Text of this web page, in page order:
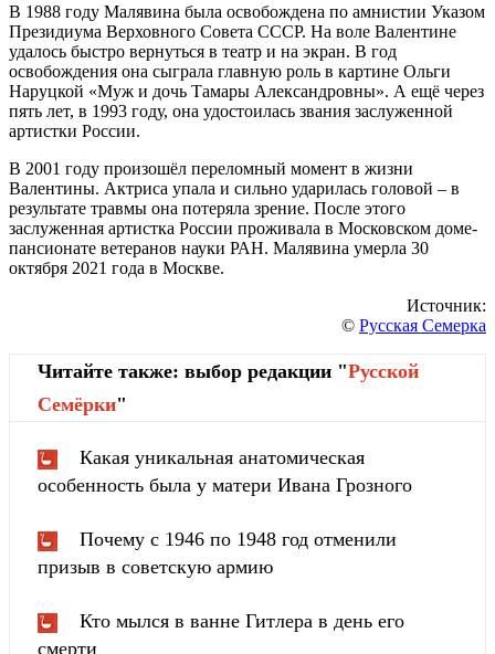
В 1988 году Малявина была освобождена по амнистии Указом
Президиума Верховного Совета СССР. На воле Валентине
удалось быстро вернуться в театр и на экран. В год
освобождения она сыграла главную роль в картине Ольги
Наруцкой «Муж и дочь Тамары Александровны». А ещё через
пять лет, в 1993 году, она удостоилась звания заслуженной
артистки России.
В 2001 году произошёл переломный момент в жизни
Валентины. Актриса упала и сильно ударилась головой – в
результате травмы она потеряла зрение. После этого
заслуженная артистка России проживала в Московском доме-
пансионате ветеранов науки РАН. Малявина умерла 30
октября 2021 года в Москве.
Источник:
© Русская Семерка
Читайте также: выбор редакции "Русской
Cемёрки"
Какая уникальная анатомическая
особенность была у матери Ивана Грозного
Почему с 1946 по 1948 год отменили
призыв в советскую армию
Кто мылся в ванне Гитлера в день его
смерти